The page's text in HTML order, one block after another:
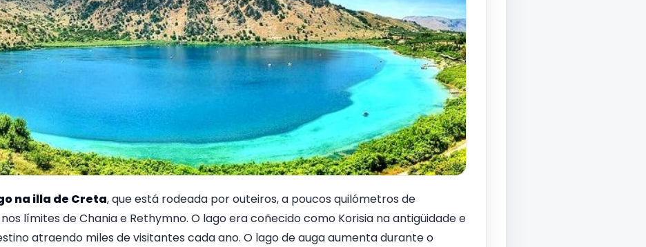
na illa de Creta, que está rodeada por outeiros, a poucos quilómetros de
límites de Chania e Rethymno. O lago era coñecido como Korisia na antigüidade e
atraendo miles de visitantes cada ano. O lago de auga aumenta durante o